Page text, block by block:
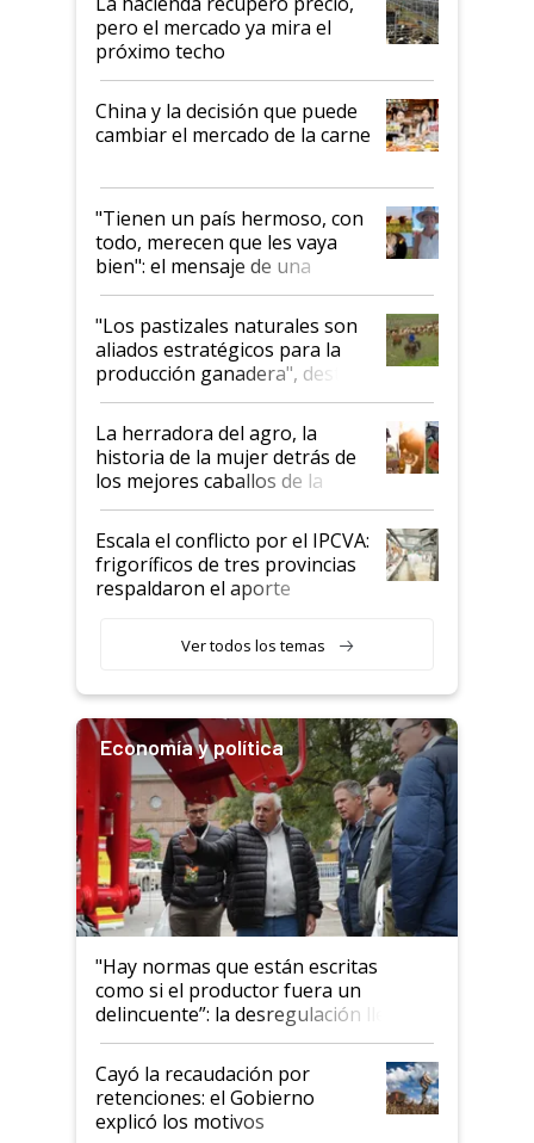
pero el mercado ya mira el
próximo techo
China y la decisión que puede
cambiar el mercado de la carne
"Tienen un país hermoso, con
todo, merecen que les vaya
bien": el mensaje de una
ganadera uruguaya sobre las
oportunidades que se abren
para el agro en Argentina, con
foco en la carne
"Los pastizales naturales son
aliados estratégicos para la
producción ganadera", destaca
la iniciativa que ya reúne a 46
establecimientos en Argentina
La herradora del agro, la
historia de la mujer detrás de
los mejores caballos de la
Argentina y los mitos que
todavía hacen sufrir a estos
animales: "Mientras me
descalificaban, yo seguí
haciendo currículum"
Escala el conflicto por el IPCVA:
frigoríficos de tres provincias
respaldaron el aporte
Ver todos los temas
Economía y política
"Hay normas que están escritas
como si el productor fuera un
delincuente”: la desregulación llegó
al Congreso Aapresid y hasta se
habló del financiamiento al IPCVA
Cayó la recaudación por
retenciones: el Gobierno
explicó los motivos